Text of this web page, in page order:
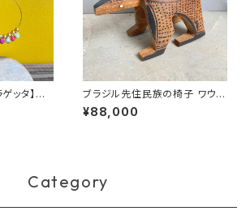
ッタ】ファ
アス
ブラジル先住民族の椅子 ワウラ
ー族 アリクイ3（送料着払い）
¥88,000
Category